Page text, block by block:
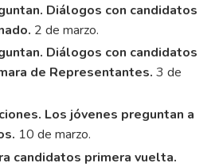
Diálogos con candidatos
2 de marzo.
Diálogos con candidatos
de Representantes. 3 de
Los jóvenes preguntan a
10 de marzo.
candidatos primera vuelta.